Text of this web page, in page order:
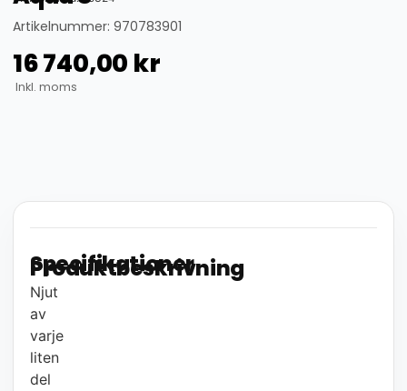
Artikelnummer: 970783901
16 740,00 kr
Inkl. moms
Produktbeskrivning
Njut
av
varje
liten
del
Specifikationer